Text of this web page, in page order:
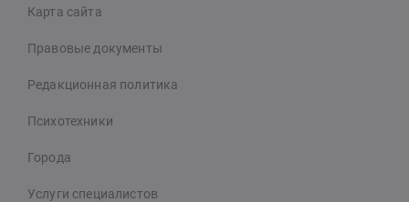
Карта сайта
Правовые документы
Редакционная политика
Психотехники
Города
Услуги специалистов